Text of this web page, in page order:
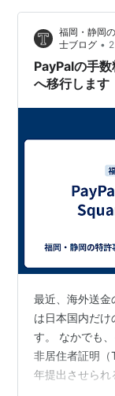
きると謳われて
2012年5月9日
PayPal Japan
ードリーダーを
ービスも提供予
支払いの形式
オンラインショッピ
支払いを受け取る
月間300,000円
レートの適用を
その場合の手数
福岡・静岡
士ブログ •
PayPalの手
へ移行します
最近、海外送
は日本国内だ
す。 なかでも
非居住者証明
年提出させられ